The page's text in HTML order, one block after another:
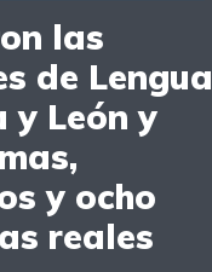
las
de Lengua
y León y
y ocho
reales